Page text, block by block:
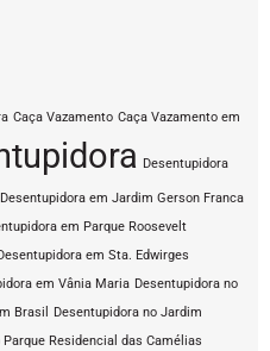
Caça Vazamento Caça Vazamento em
Desentupidora
Desentupidora em Jardim Gerson Franca
em Parque Roosevelt
Desentupidora em Sta. Edwirges
em Vânia Maria Desentupidora no
Brasil
Desentupidora no Jardim
Parque Residencial das Camélias